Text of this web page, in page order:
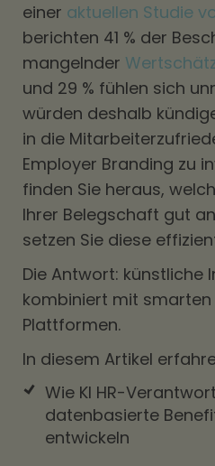
einer aktuellen Studie
berichten 41 % der
mangelnder
und 29 % fühlen sich
würden deshalb
in die
Employer Branding zu
finden Sie heraus,
Ihrer Belegschaft gut
setzen Sie diese
Die Antwort: künstliche
kombiniert mit
Plattformen.
In diesem Artikel
Wie KI HR-
datenbasierte
entwickeln